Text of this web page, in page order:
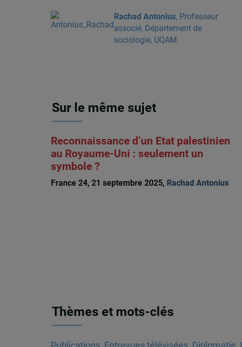
Rachad Antonius, Professeur
associé, Département de
sociologie, UQAM
Sur le même sujet
Reconnaissance d’un Etat palestinien
au Royaume-Uni : seulement un
symbole ?
France 24, 21 septembre 2025, Rachad Antonius
Thèmes et mots-clés